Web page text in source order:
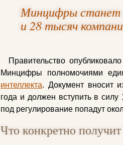
Минцифры станет
и 28 тысяч
Правительство
Минцифры полномочиями
интеллекта. Документ вносит
года и должен вступить в
под регулирование попадут
Что конкретно